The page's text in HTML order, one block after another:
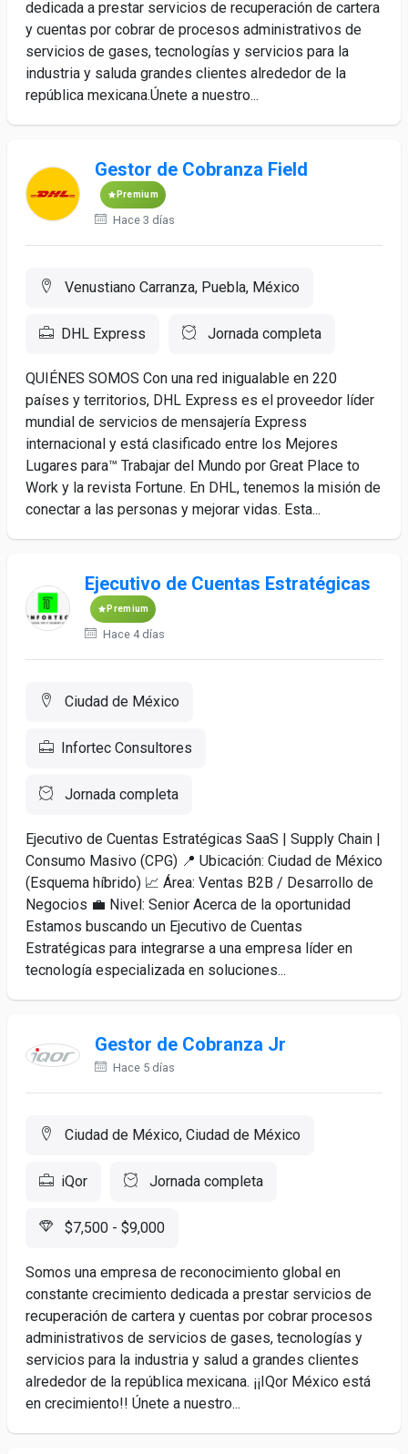
dedicada a prestar servicios de recuperación de cartera
y cuentas por cobrar de procesos administrativos de
servicios de gases, tecnologías y servicios para la
industria y saluda grandes clientes alrededor de la
república mexicana.Únete a nuestro...
Gestor de Cobranza Field
Premium
Hace 3 días
Venustiano Carranza, Puebla, México
DHL Express Jornada completa
QUIÉNES SOMOS Con una red inigualable en 220
países y territorios, DHL Express es el proveedor líder
mundial de servicios de mensajería Express
internacional y está clasificado entre los Mejores
Lugares para™ Trabajar del Mundo por Great Place to
Work y la revista Fortune. En DHL, tenemos la misión de
conectar a las personas y mejorar vidas. Esta...
Ejecutivo de Cuentas Estratégicas
Premium
Hace 4 días
Ciudad de México
Infortec Consultores
Jornada completa
Ejecutivo de Cuentas Estratégicas SaaS | Supply Chain |
Consumo Masivo (CPG) 📍 Ubicación: Ciudad de México
(Esquema híbrido) 📈 Área: Ventas B2B / Desarrollo de
Negocios 💼 Nivel: Senior Acerca de la oportunidad
Estamos buscando un Ejecutivo de Cuentas
Estratégicas para integrarse a una empresa líder en
tecnología especializada en soluciones...
Gestor de Cobranza Jr
Hace 5 días
Ciudad de México, Ciudad de México
iQor Jornada completa
$7,500 - $9,000
Somos una empresa de reconocimiento global en
constante crecimiento dedicada a prestar servicios de
recuperación de cartera y cuentas por cobrar procesos
administrativos de servicios de gases, tecnologías y
servicios para la industria y salud a grandes clientes
alrededor de la república mexicana. ¡¡IQor México está
en crecimiento!! Únete a nuestro...